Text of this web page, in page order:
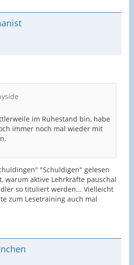
im Ruhestand bin, habe
immer noch mal wieder mit
"Schuldigen" gelesen
warum aktive Lehrkräfte pauschal
so tituliert werden... Vielleicht
zum Lesetraining auch mal